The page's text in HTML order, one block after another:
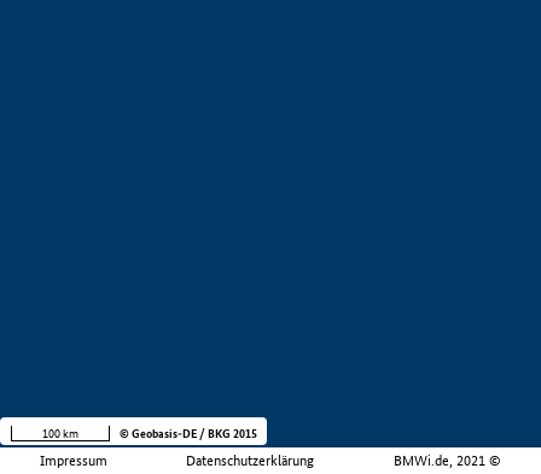
Impressum Datenschutzerklärung BMWi.de, 2021 ©
100 km © Geobasis-DE / BKG 2015